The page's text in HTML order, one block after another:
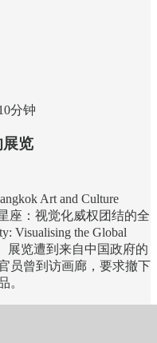
分钟
览
Art and Culture
座：视觉化威权团结的全
Visualising the Global
展览遭到来自中国政府的
员曾到访画廊，要求撤下
。